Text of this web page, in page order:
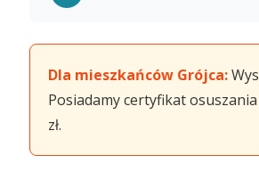
Dla mieszkańców Grójca:
Posiadamy certyfikat
zł.